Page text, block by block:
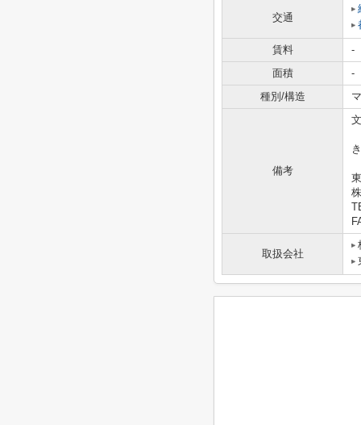
交通
賃料
-
面積
-
種別/構造
備考
取扱会社